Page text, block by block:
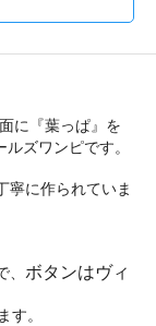
に『葉っぱ』を
ズワンピです。
寧に作られていま
ボタンはヴィ
す。